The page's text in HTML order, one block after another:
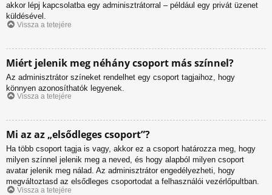
akkor lépj kapcsolatba egy adminisztrátorral – például egy privát üzenet
küldésével.
Vissza a tetejére
Miért jelenik meg néhány csoport más színnel?
Az adminisztrátor színeket rendelhet egy csoport tagjaihoz, hogy
könnyen azonosíthatók legyenek.
Vissza a tetejére
Mi az az „elsődleges csoport”?
Ha több csoport tagja is vagy, akkor ez a csoport határozza meg, hogy
milyen színnel jelenik meg a neved, és hogy alapból milyen csoport
avatar jelenik meg nálad. Az adminisztrátor engedélyezheti, hogy
megváltoztasd az elsődleges csoportodat a felhasználói vezérlőpultban.
Vissza a tetejére